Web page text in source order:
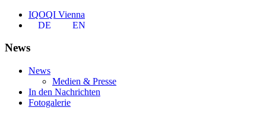
IQOQI Vienna
DE
EN
News
News
Medien & Presse
In den Nachrichten
Fotogalerie